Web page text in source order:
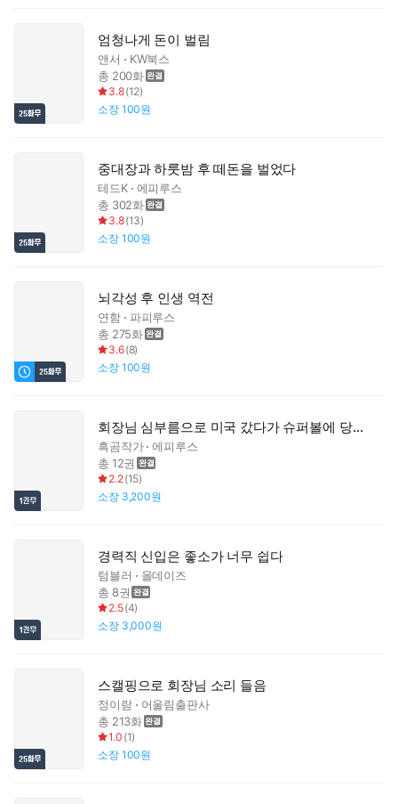
엄청나게 돈이 벌림
앤서
KW북스
총 200화
3.8(12)
소장 100원
중대장과 하룻밤 후 떼돈을 벌었다
테드K
에피루스
총 302화
3.8(13)
소장 100원
뇌각성 후 인생 역전
연함
파피루스
총 275화
3.6(8)
소장 100원
회장님 심부름으로 미국 갔다가 슈퍼볼에 당첨됐다!
흑곰작가
에피루스
총 12권
2.2(15)
소장 3,200원
경력직 신입은 좋소가 너무 쉽다
텀블러
올데이즈
총 8권
2.5(4)
소장 3,000원
스캘핑으로 회장님 소리 들음
정이람
어울림출판사
총 213화
1.0 (1)
소장 100원